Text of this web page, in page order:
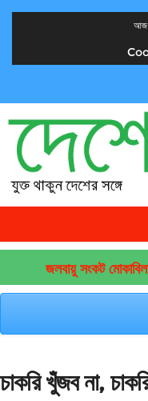
আজ
জলবায়ু সংকট মোকাবিলা ও
চাকরি খুঁজব না,